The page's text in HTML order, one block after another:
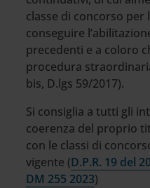
classe di concorso per
conseguire
precedenti e a coloro
procedura
bis, D.lgs 59/2017).
Si consiglia a tutti gli
coerenza del proprio
con le classi di
vigente (D.P.R. 19 del
DM 255 2023)